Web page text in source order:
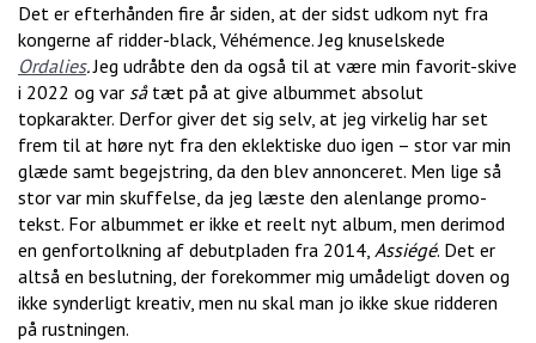
Det er efterhånden fire år siden, at der sidst udkom nyt fra
kongerne af ridder-black, Véhémence. Jeg knuselskede
Ordalies.Jeg udråbte den da også til at være min favorit-skive
i 2022 og var så tæt på at give albummet absolut
topkarakter. Derfor giver det sig selv, at jeg virkelig har set
frem til at høre nyt fra den eklektiske duo igen – stor var min
glæde samt begejstring, da den blev annonceret. Men lige så
stor var min skuffelse, da jeg læste den alenlange promo-
tekst. For albummet er ikke et reelt nyt album, men derimod
en genfortolkning af debutpladen fra 2014, Assiégé. Det er
altså en beslutning, der forekommer mig umådeligt doven og
ikke synderligt kreativ, men nu skal man jo ikke skue ridderen
på rustningen.